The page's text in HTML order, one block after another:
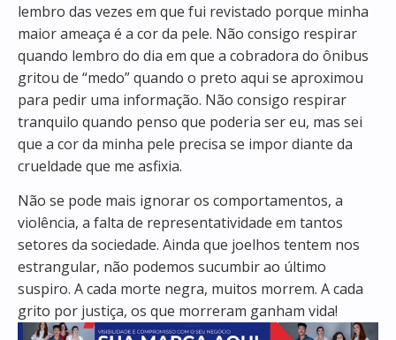
lembro das vezes em que fui revistado porque minha
maior ameaça é a cor da pele. Não consigo respirar
quando lembro do dia em que a cobradora do ônibus
gritou de “medo” quando o preto aqui se aproximou
para pedir uma informação. Não consigo respirar
tranquilo quando penso que poderia ser eu, mas sei
que a cor da minha pele precisa se impor diante da
crueldade que me asfixia.
Não se pode mais ignorar os comportamentos, a
violência, a falta de representatividade em tantos
setores da sociedade. Ainda que joelhos tentem nos
estrangular, não podemos sucumbir ao último
suspiro. A cada morte negra, muitos morrem. A cada
grito por justiça, os que morreram ganham vida!